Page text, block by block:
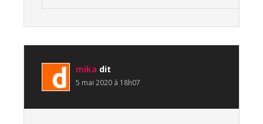
mika dit
5 mai 2020 à 18h07